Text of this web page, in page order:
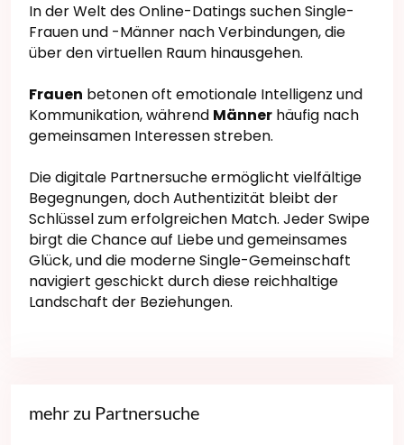
In der Welt des Online-Datings suchen Single-
Frauen und -Männer nach Verbindungen, die
über den virtuellen Raum hinausgehen.
Frauen betonen oft emotionale Intelligenz und
Kommunikation, während Männer häufig nach
gemeinsamen Interessen streben.
Die digitale Partnersuche ermöglicht vielfältige
Begegnungen, doch Authentizität bleibt der
Schlüssel zum erfolgreichen Match. Jeder Swipe
birgt die Chance auf Liebe und gemeinsames
Glück, und die moderne Single-Gemeinschaft
navigiert geschickt durch diese reichhaltige
Landschaft der Beziehungen.
mehr zu Partnersuche